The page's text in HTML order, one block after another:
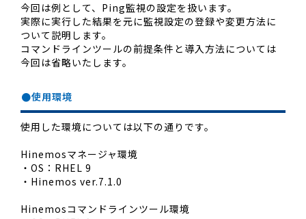
今回は例として、Ping監視の設定を扱います。
実際に実行した結果を元に監視設定の登録や変更方法に
ついて説明します。
コマンドラインツールの前提条件と導入方法については
今回は省略いたします。
●使用環境
使用した環境については以下の通りです。
Hinemosマネージャ環境
・OS：RHEL 9
・Hinemos ver.7.1.0
Hinemosコマンドラインツール環境